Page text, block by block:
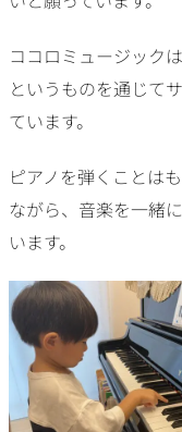
ココロミュージック
というものを通じて
ています。
ピアノを弾くことは
ながら、音楽を一緒
います。